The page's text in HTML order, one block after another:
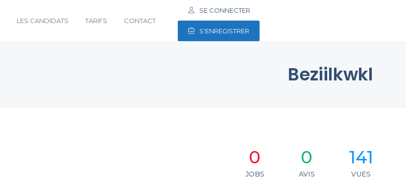
LES CANDIDATS TARIFS CONTACT
SE CONNECTER
S'ENREGISTRER
Beziilkwkl
0
JOBS
0
AVIS
141
VUES